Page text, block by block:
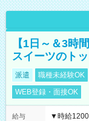
【1日～＆3時
スイーツのト
派遣 職種未経験OK
WEB登録・面接OK
給与
▼時給